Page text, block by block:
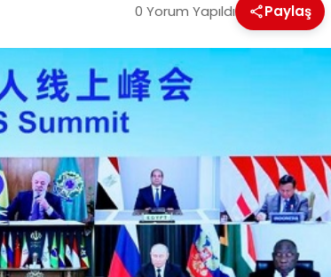
0 Yorum Yapıldı Paylaş